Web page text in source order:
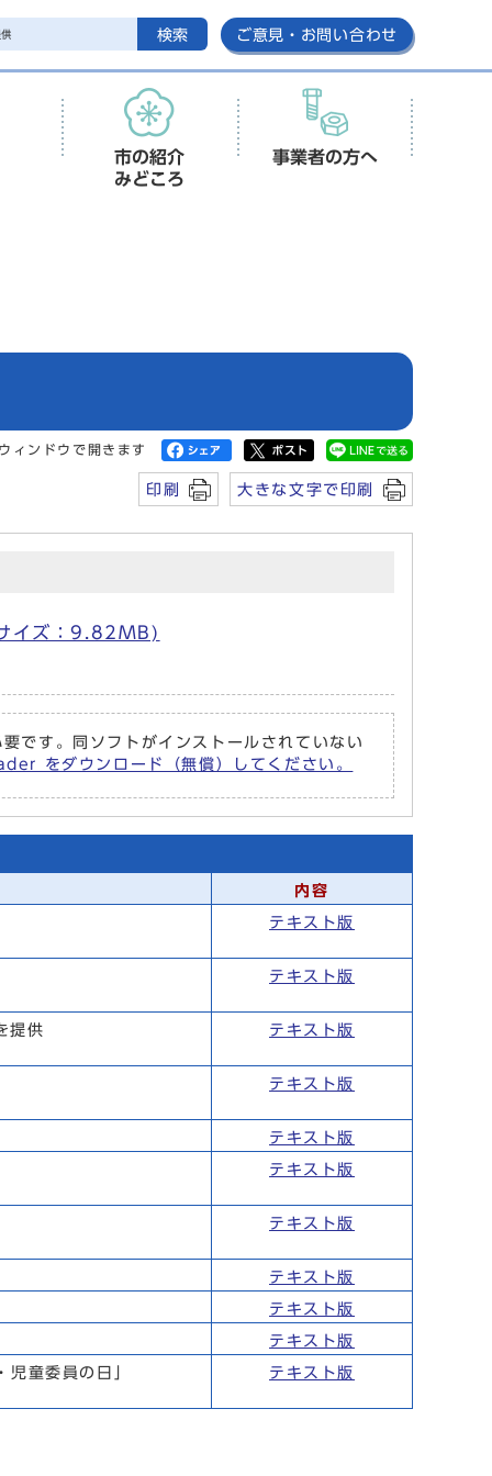
検索 ご意見・お問い合わせ
市の紹介
みどころ
事業者の方へ
ィンドウで開きます
印刷 大きな文字で印刷
イズ：9.82MB)
す。同ソフトがインストールされていない
をダウンロード（無償）してください。
内容
テキスト版
テキスト版
提供 テキスト版
テキスト版
テキスト版
テキスト版
テキスト版
テキスト版
テキスト版
テキスト版
童委員の日」 テキスト版